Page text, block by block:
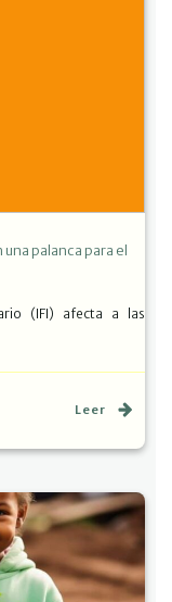
palanca para el
(IFI) afecta a las
Leer